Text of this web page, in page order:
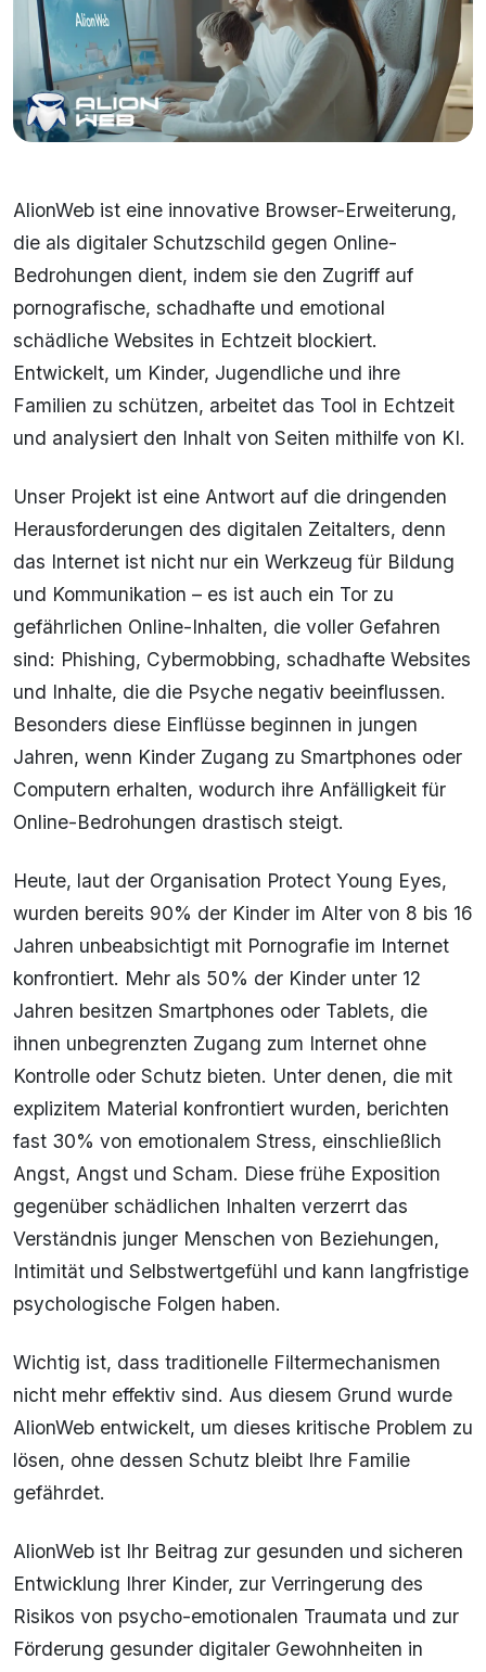
AlionWeb ist eine innovative Browser-Erweiterung,
die als digitaler Schutzschild gegen Online-
Bedrohungen dient, indem sie den Zugriff auf
pornografische, schadhafte und emotional
schädliche Websites in Echtzeit blockiert.
Entwickelt, um Kinder, Jugendliche und ihre
Familien zu schützen, arbeitet das Tool in Echtzeit
und analysiert den Inhalt von Seiten mithilfe von KI.
Unser Projekt ist eine Antwort auf die dringenden
Herausforderungen des digitalen Zeitalters, denn
das Internet ist nicht nur ein Werkzeug für Bildung
und Kommunikation – es ist auch ein Tor zu
gefährlichen Online-Inhalten, die voller Gefahren
sind: Phishing, Cybermobbing, schadhafte Websites
und Inhalte, die die Psyche negativ beeinflussen.
Besonders diese Einflüsse beginnen in jungen
Jahren, wenn Kinder Zugang zu Smartphones oder
Computern erhalten, wodurch ihre Anfälligkeit für
Online-Bedrohungen drastisch steigt.
Heute, laut der Organisation Protect Young Eyes,
wurden bereits 90% der Kinder im Alter von 8 bis 16
Jahren unbeabsichtigt mit Pornografie im Internet
konfrontiert. Mehr als 50% der Kinder unter 12
Jahren besitzen Smartphones oder Tablets, die
ihnen unbegrenzten Zugang zum Internet ohne
Kontrolle oder Schutz bieten. Unter denen, die mit
explizitem Material konfrontiert wurden, berichten
fast 30% von emotionalem Stress, einschließlich
Angst, Angst und Scham. Diese frühe Exposition
gegenüber schädlichen Inhalten verzerrt das
Verständnis junger Menschen von Beziehungen,
Intimität und Selbstwertgefühl und kann langfristige
psychologische Folgen haben.
Wichtig ist, dass traditionelle Filtermechanismen
nicht mehr effektiv sind. Aus diesem Grund wurde
AlionWeb entwickelt, um dieses kritische Problem zu
lösen, ohne dessen Schutz bleibt Ihre Familie
gefährdet.
AlionWeb ist Ihr Beitrag zur gesunden und sicheren
Entwicklung Ihrer Kinder, zur Verringerung des
Risikos von psycho-emotionalen Traumata und zur
Förderung gesunder digitaler Gewohnheiten in